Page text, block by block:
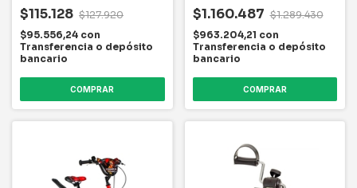
$115.128 $127.920
$95.556,24 con
Transferencia o depósito
bancario
COMPRAR
$1.160.487 $1.289.430
$963.204,21 con
Transferencia o depósito
bancario
COMPRAR